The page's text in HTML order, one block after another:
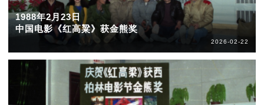
1988年2月23日
中国电影《红高粱》获金熊奖
2026-02-22